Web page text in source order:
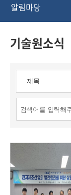
알림마당
기술원소식